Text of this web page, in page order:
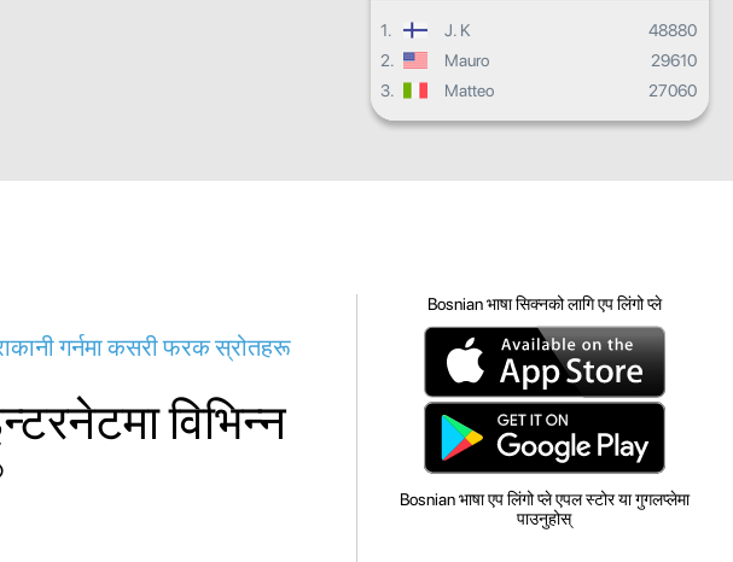
1. J. K
48880
2.
Mauro
29610
3.
Matteo 27060
गर्नमा कसरी फरक स्रोतहरू
विभिन्न
Bosnian भाषा सिक्नको लागि एप लिंगो प्ले
Bosnian भाषा एप लिंगो प्ले एपल स्टोर या गुगलप्लेमा
पाउनुहोस्